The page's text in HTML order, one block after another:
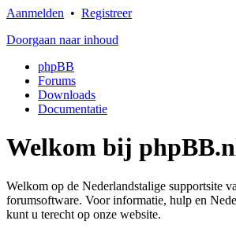
Aanmelden • Registreer
Doorgaan naar inhoud
phpBB
Forums
Downloads
Documentatie
Welkom bij
Welkom op de Nederlandstalige supportsite
forumsoftware. Voor informatie, hulp en
kunt u terecht op onze website.